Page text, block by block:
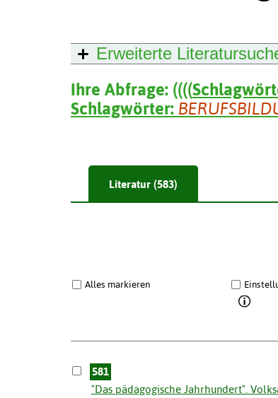
Erweiterte
Ihre Abfrage: ((((
Schlagwörter:
Literatur (583)
Alles markieren
581
"Das pädagogische Jahrhundert".